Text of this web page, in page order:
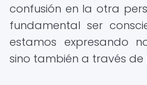
confusión en la otra
fundamental ser
estamos expresando
sino también a través de